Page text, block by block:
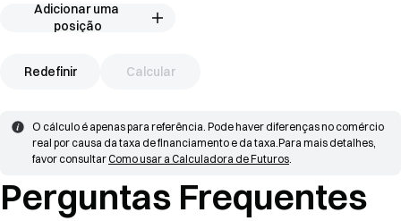
Adicionar uma
posição
Redefinir Calcular
O cálculo é apenas para referência. Pode haver diferenças no comércio
real por causa da taxa de financiamento e da taxa.Para mais detalhes,
favor consultar Como usar a Calculadora de Futuros.
Perguntas Frequentes